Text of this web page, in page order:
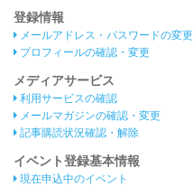
登録情報
メールアドレス・パスワードの変更
プロフィールの確認・変更
メディアサービス
利用サービスの確認
メールマガジンの確認・変更
記事購読状況確認・解除
イベント登録基本情報
現在申込中のイベント